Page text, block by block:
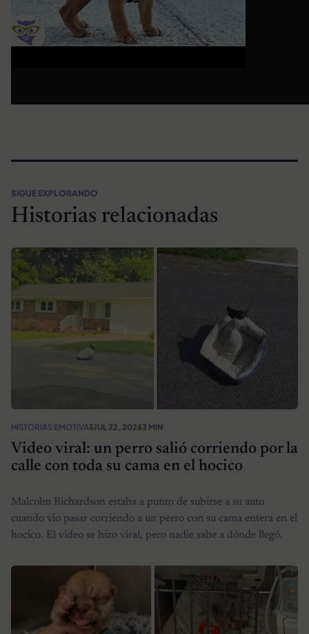
SIGUE EXPLORANDO
Historias relacionadas
HISTORIAS EMOTIVASJUL 22, 20263 MIN
Video viral: un perro salió corriendo por la
calle con toda su cama en el hocico
Malcolm Richardson estaba a punto de subirse a su auto
cuando vio pasar corriendo a un perro con su cama entera en el
hocico. El video se hizo viral, pero nadie sabe a dónde llegó.